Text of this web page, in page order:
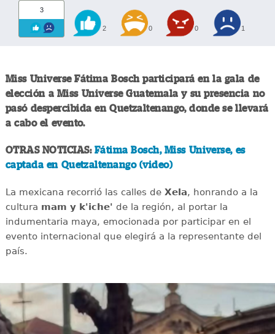
3
2 0 0 1
Miss Universe Fátima Bosch participará en la gala de
elección a Miss Universe Guatemala y su presencia no
pasó despercibida en Quetzaltenango, donde se llevará
a cabo el evento.
OTRAS NOTICIAS: Fátima Bosch, Miss Universe, es
captada en Quetzaltenango (video)
La mexicana recorrió las calles deXela, honrando a la
cultura mam y k'iche' de la región, al portar la
indumentaria maya, emocionada por participar en el
evento internacional que elegirá a la representante del
país.